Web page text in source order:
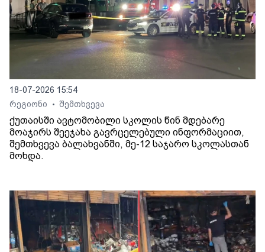
18-07-2026 15:54
რეგიონი
• შემთხვევა
ქუთაისში ავტომობილი სკოლის წინ მდებარე
მოაჯირს შეეჯახა გავრცელებული ინფორმაციით,
შემთხვევა ბალახვანში, მე-12 საჯარო სკოლასთან
მოხდა.